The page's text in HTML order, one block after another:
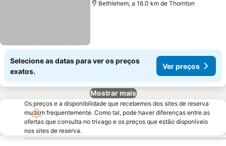
Bethlehem, a 16.0 km de Thornton
Selecione as datas para ver os preços
exatos.
Ver preços
Mostrar mais
Os preços e a disponibilidade que recebemos dos sites de reserva
mudam frequentemente. Como tal, pode haver diferenças entre as
ofertas que consulta no trivago e os preços que estão disponíveis
nos sites de reserva.